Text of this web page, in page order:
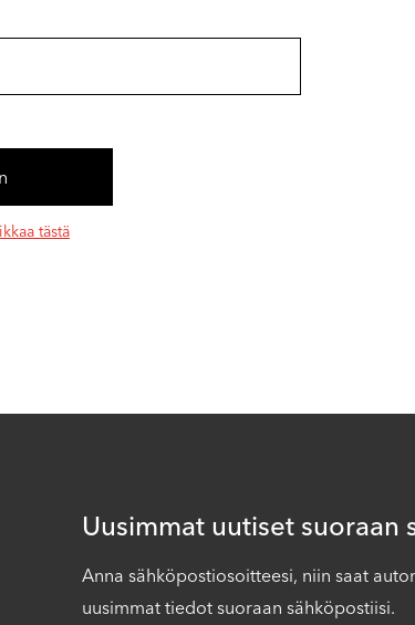
tästä
Uusimmat uutiset suoraan
Anna sähköpostiosoitteesi, niin saat
uusimmat tiedot suoraan sähköpostiisi.